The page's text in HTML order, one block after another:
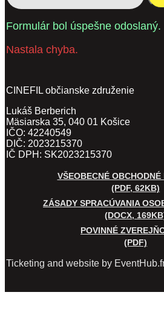
Formulár bol úspešne odoslaný.
Nastala chyba.
CINEFIL občianske združenie
Lukáš Berberich
Mäsiarska 35, 040 01 Košice
IČO: 42240549
DIČ: 2023215370
IČ DPH: SK2023215370
VŠEOBECNÉ OBCHODNÉ
(PDF, 62KB)
ZÁSADY SPRACÚVANIA
(DOCX,
POVINNÉ
(PDF)
Ticketing and website by